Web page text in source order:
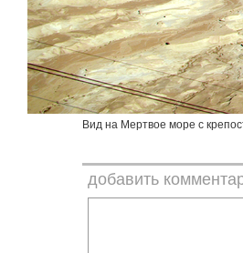
Вид на Мертвое море с
добавить